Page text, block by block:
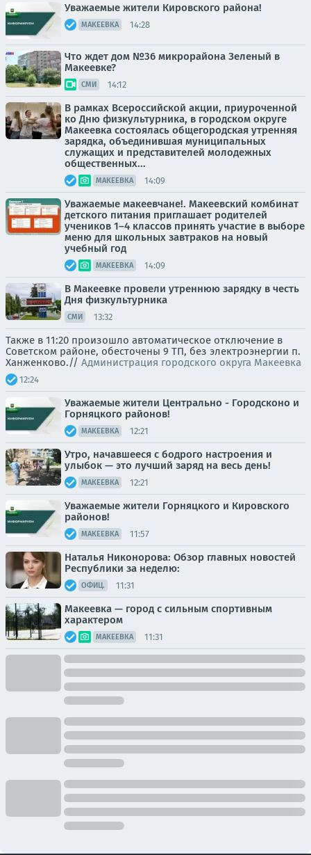
Уважаемые жители Кировского района!
МАКЕЕВКА 14:28
Что ждет дом №36 микрорайона Зеленый в
Макеевке?
СМИ 14:12
В рамках Всероссийской акции, приуроченной
ко Дню физкультурника, в городском округе
Макеевка состоялась общегородская утренняя
зарядка, объединившая муниципальных
служащих и представителей молодежных
общественных...
МАКЕЕВКА 14:09
Уважаемые макеевчане!. Макеевский комбинат
детского питания приглашает родителей
учеников 1–4 классов принять участие в выборе
меню для школьных завтраков на новый
учебный год
МАКЕЕВКА 14:09
В Макеевке провели утреннюю зарядку в честь
Дня физкультурника
СМИ 13:32
Также в 11:20 произошло автоматическое отключение в
Советском районе, обесточены 9 ТП, без электроэнергии п.
Ханженково.// Администрация городского округа Макеевка
12:24
Уважаемые жители Центрально - Городсконо и
Горняцкого районов!
МАКЕЕВКА 12:21
Утро, начавшееся с бодрого настроения и
улыбок — это лучший заряд на весь день!
МАКЕЕВКА 12:21
Уважаемые жители Горняцкого и Кировского
районов!
МАКЕЕВКА 11:57
Наталья Никонорова: Обзор главных новостей
Республики за неделю:
ОФИЦ. 11:31
Макеевка — город с сильным спортивным
характером
МАКЕЕВКА 11:31